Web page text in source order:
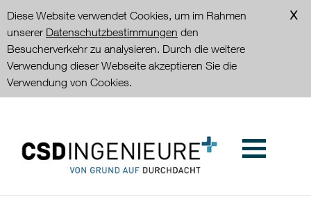
Diese Website verwendet Cookies, um im Rahmen
unserer Datenschutzbestimmungen den
Besucherverkehr zu analysieren. Durch die weitere
Verwendung dieser Webseite akzeptieren Sie die
Verwendung von Cookies.